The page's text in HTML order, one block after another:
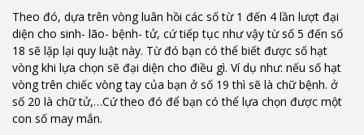
Theo đó, dựa trên vòng luân hồi các số từ 1 đến 4 lần lượt đại
diện cho sinh- lão- bệnh- tử, cứ tiếp tục như vậy từ số 5 đến số
18 sẽ lặp lại quy luật này. Từ đó bạn có thể biết được số hạt
vòng khi lựa chọn sẽ đại diện cho điều gì. Ví dụ như: nếu số hạt
vòng trên chiếc vòng tay của bạn ở số 19 thì sẽ là chữ bệnh. ở
số 20 là chữ tử,…Cứ theo đó để bạn có thể lựa chọn được một
con số may mắn.